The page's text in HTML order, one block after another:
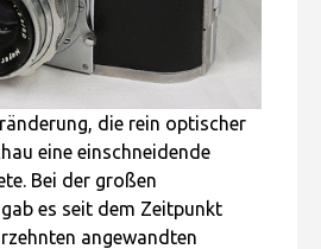
die rein optischer
eine einschneidende
Bei der großen
gab es seit dem Zeitpunkt
angewandten